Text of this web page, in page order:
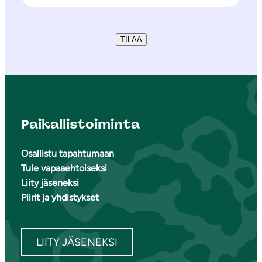
TILAA
Paikallistoiminta
Osallistu tapahtumaan
Tule vapaaehtoiseksi
Liity jäseneksi
Piirit ja yhdistykset
LIITY JÄSENEKSI